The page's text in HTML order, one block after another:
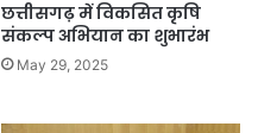
छत्तीसगढ़ में विकसित कृषि
संकल्प अभियान का शुभारंभ
May 29, 2025